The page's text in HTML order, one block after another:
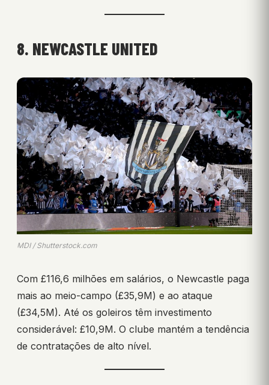
8. NEWCASTLE UNITED
MDI / Shutterstock.com
Com £116,6 milhões em salários, o Newcastle paga
mais ao meio-campo (£35,9M) e ao ataque
(£34,5M). Até os goleiros têm investimento
considerável: £10,9M. O clube mantém a tendência
de contratações de alto nível.